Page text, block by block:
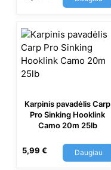
Karpinis pavadėlis Carp
Pro Sinking Hooklink
Camo 20m 25lb
5,99 € Daugiau